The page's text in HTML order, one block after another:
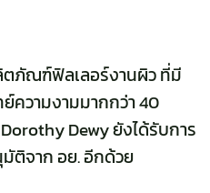
ตภัณฑ์ฟิลเลอร์งานผิว ที่มี
ความงามมากกว่า 40
Dewyยังได้รับการ
ติจาก อย. อีกด้วย